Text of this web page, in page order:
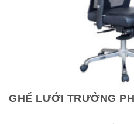
MÃ
GHẾ LƯỚI TRƯỞNG